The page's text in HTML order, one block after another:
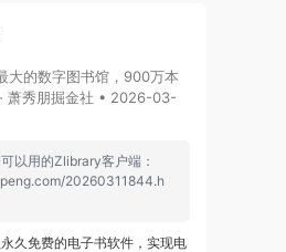
的数字图书馆，900万本
萧秀朋掘金社 • 2026-03-
以用的Zlibrary客户端：
20260311844.h
久免费的电子书软件，实现电